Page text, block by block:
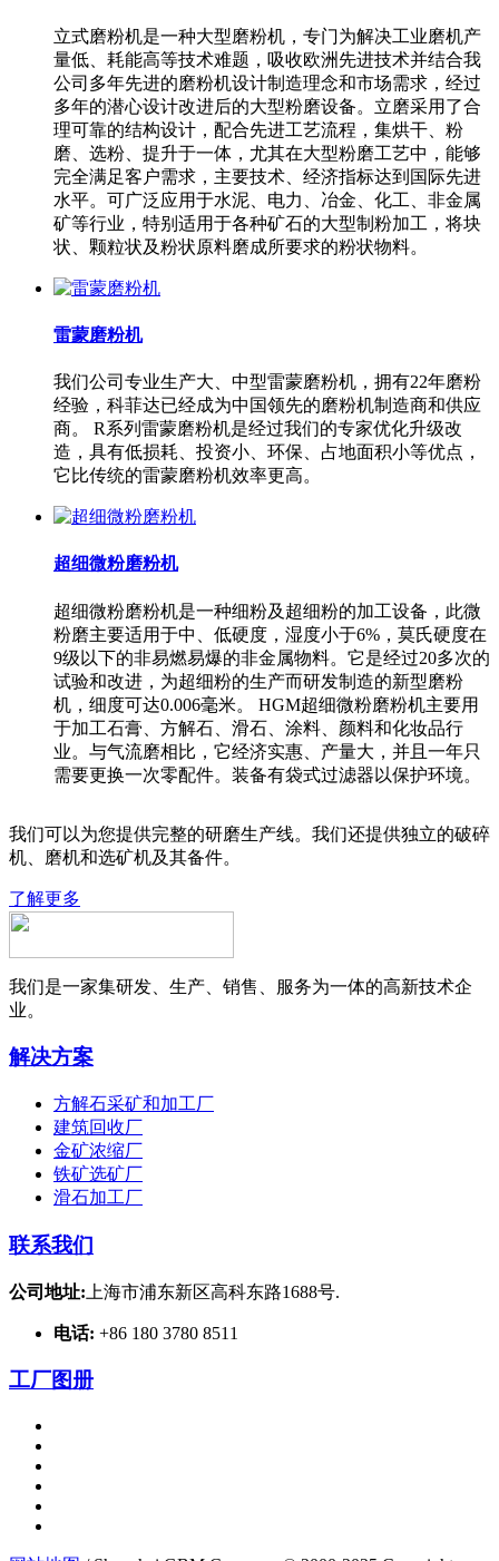
立式磨粉机是一种大型磨粉机，专门为解决工业磨机产
量低、耗能高等技术难题，吸收欧洲先进技术并结合我
公司多年先进的磨粉机设计制造理念和市场需求，经过
多年的潜心设计改进后的大型粉磨设备。立磨采用了合
理可靠的结构设计，配合先进工艺流程，集烘干、粉
磨、选粉、提升于一体，尤其在大型粉磨工艺中，能够
完全满足客户需求，主要技术、经济指标达到国际先进
水平。可广泛应用于水泥、电力、冶金、化工、非金属
矿等行业，特别适用于各种矿石的大型制粉加工，将块
状、颗粒状及粉状原料磨成所要求的粉状物料。
雷蒙磨粉机
我们公司专业生产大、中型雷蒙磨粉机，拥有22年磨粉
经验，科菲达已经成为中国领先的磨粉机制造商和供应
商。 R系列雷蒙磨粉机是经过我们的专家优化升级改
造，具有低损耗、投资小、环保、占地面积小等优点，
它比传统的雷蒙磨粉机效率更高。
超细微粉磨粉机
超细微粉磨粉机是一种细粉及超细粉的加工设备，此微
粉磨主要适用于中、低硬度，湿度小于6%，莫氏硬度在
9级以下的非易燃易爆的非金属物料。它是经过20多次的
试验和改进，为超细粉的生产而研发制造的新型磨粉
机，细度可达0.006毫米。 HGM超细微粉磨粉机主要用
于加工石膏、方解石、滑石、涂料、颜料和化妆品行
业。与气流磨相比，它经济实惠、产量大，并且一年只
需要更换一次零配件。装备有袋式过滤器以保护环境。
我们可以为您提供完整的研磨生产线。我们还提供独立的破碎
机、磨机和选矿机及其备件。
了解更多
我们是一家集研发、生产、销售、服务为一体的高新技术企
业。
解决方案
方解石采矿和加工厂
建筑回收厂
金矿浓缩厂
铁矿选矿厂
滑石加工厂
联系我们
公司地址: 上海市浦东新区高科东路1688号.
电话: +86 180 3780 8511
工厂图册